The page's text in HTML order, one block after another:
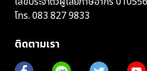
โทร. 083 827 9833
ติดตามเรา